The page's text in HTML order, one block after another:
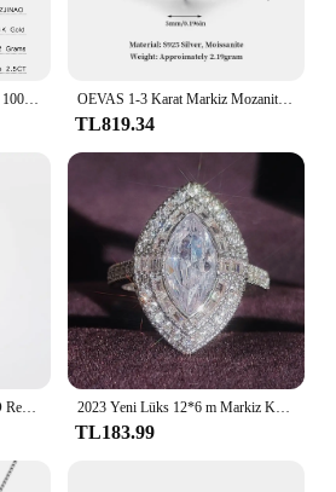
Markiz Kesim Mozanit Yüzük 100% 14 K Altın Pırlanta Yüzük D Renk VVS1 Kadınlar için Hediye Yıldönümü Düğün Güzel Takı OEVAS 1-3 Karat Markiz Mozanit Nişan Yüzüğü Kadınlar Için 925 Ayar Gümüş Tam Elmas Düğün Parti Güzel Takı
TL819.34
AnuJewel 3ct Markiz Kesim D Renk Mozanit Pırlanta Nişan Yüzüğü 925 Ayar Gümüş Cer kadın Takı Toptan 2023 Yeni Lüks 12*6 m Markiz Kesim AAAA Zirkon 925 Ayar Gümüş Nişan Yüzüğü Kadınlar için Yıldönümü Hediye Takı Toptan
TL183.99